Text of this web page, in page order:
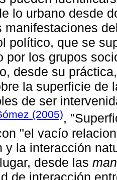
lo urbano desde
manifestaciones
político, que se
por los grupos
desde su
la superficie de
de ser
(2005),
"el vacío
y la interacción
desde las
de interacción